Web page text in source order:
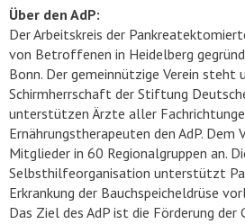
Über den AdP:
Der Arbeitskreis der
von Betroffenen in Heidelberg
Bonn. Der gemeinnützige Verein steht
Schirmherrschaft der Stiftung
unterstützen Ärzte aller
Ernährungstherapeuten den AdP. Dem
Mitglieder in 60 Regionalgruppen an.
Selbsthilfeorganisation unterstützt
Erkrankung der Bauchspeicheldrüse
Das Ziel des AdP ist die Förderung der